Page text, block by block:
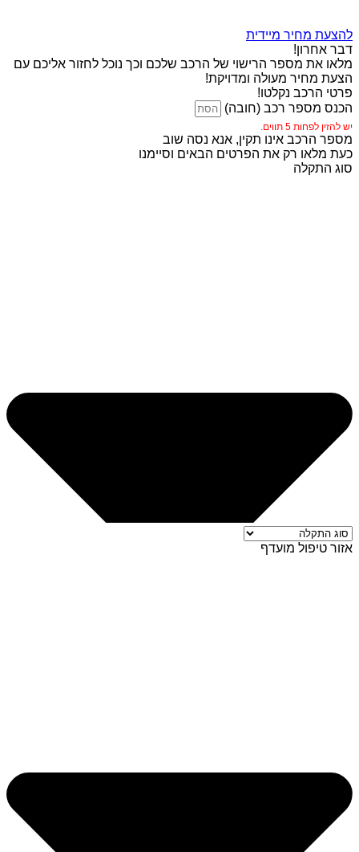
להצעת מחיר מיידית
דבר אחרון!
מלאו את מספר הרישוי של הרכב שלכם וכך נוכל לחזור אליכם עם
הצעת מחיר מעולה ומדויקת!
פרטי הרכב נקלטו!
הכנס מספר רכב (חובה)
יש להזין לפחות 5 תווים.
מספר הרכב אינו תקין, אנא נסה שוב
כעת מלאו רק את הפרטים הבאים וסיימנו
סוג התקלה
אזור טיפול מועדף